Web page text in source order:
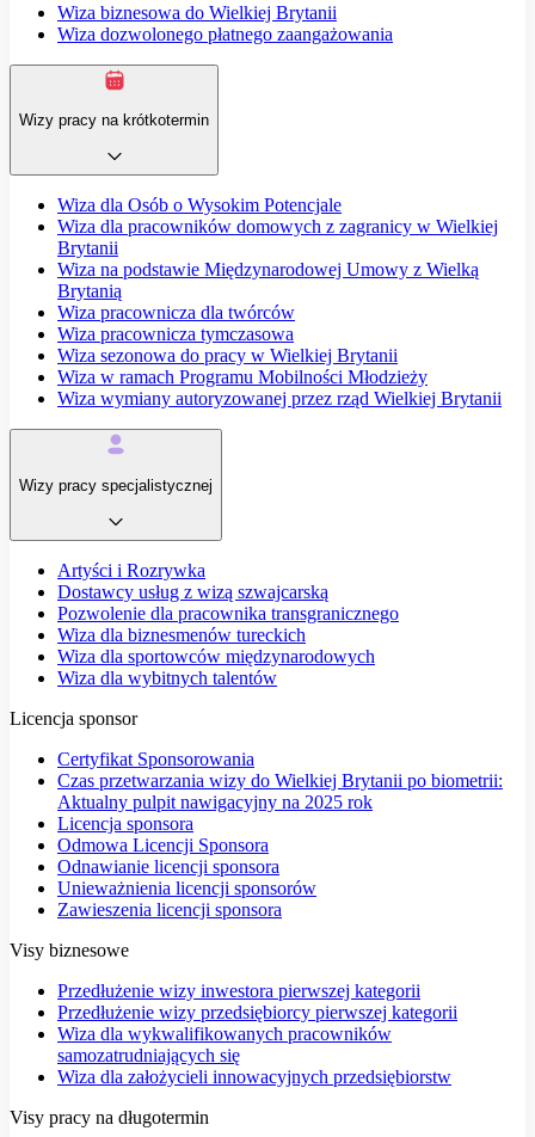
Wiza biznesowa do Wielkiej Brytanii
Wiza dozwolonego płatnego zaangażowania
Wizy pracy na krótkotermin
Wiza dla Osób o Wysokim Potencjale
Wiza dla pracowników domowych z zagranicy w Wielkiej
Brytanii
Wiza na podstawie Międzynarodowej Umowy z Wielką
Brytanią
Wiza pracownicza dla twórców
Wiza pracownicza tymczasowa
Wiza sezonowa do pracy w Wielkiej Brytanii
Wiza w ramach Programu Mobilności Młodzieży
Wiza wymiany autoryzowanej przez rząd Wielkiej Brytanii
Wizy pracy specjalistycznej
Artyści i Rozrywka
Dostawcy usług z wizą szwajcarską
Pozwolenie dla pracownika transgranicznego
Wiza dla biznesmenów tureckich
Wiza dla sportowców międzynarodowych
Wiza dla wybitnych talentów
Licencja sponsor
Certyfikat Sponsorowania
Czas przetwarzania wizy do Wielkiej Brytanii po biometrii:
Aktualny pulpit nawigacyjny na 2025 rok
Licencja sponsora
Odmowa Licencji Sponsora
Odnawianie licencji sponsora
Unieważnienia licencji sponsorów
Zawieszenia licencji sponsora
Visy biznesowe
Przedłużenie wizy inwestora pierwszej kategorii
Przedłużenie wizy przedsiębiorcy pierwszej kategorii
Wiza dla wykwalifikowanych pracowników
samozatrudniających się
Wiza dla założycieli innowacyjnych przedsiębiorstw
Visy pracy na długotermin